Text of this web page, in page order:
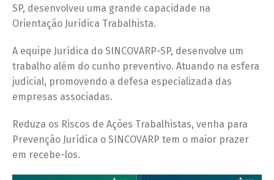
SP, desenvolveu uma grande capacidade na
Orientação Jurídica Trabalhista.
A equipe Jurídica do SINCOVARP-SP, desenvolve um
trabalho além do cunho preventivo. Atuando na esfera
judicial, promovendo a defesa especializada das
empresas associadas.
Reduza os Riscos de Ações Trabalhistas, venha para
Prevenção Jurídica o SINCOVARP tem o maior prazer
em recebe-los.